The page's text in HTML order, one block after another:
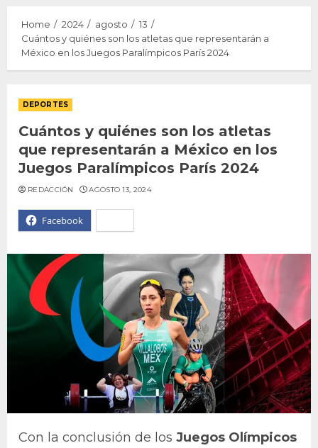
Home 2024 agosto
13
Cuántos y quiénes son los atletas que representarán a
México en los Juegos Paralímpicos París 2024
DEPORTES
Cuántos y quiénes son los atletas
que representarán a México en los
Juegos Paralímpicos París 2024
Facebook
REDACCIÓN AGOSTO 13, 2024
Con la conclusión de los Juegos Olímpicos